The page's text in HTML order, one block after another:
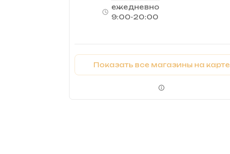
ежедневно
9:00-20:00
Показать все магазины на карте